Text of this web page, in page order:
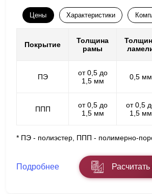
Цены Характеристики
Покрытие
Толщина
рамы
ПЭ
от 0,5 до
1,5 мм
0,5 мм
ППП
от 0,5 до
1,5 мм
от 0,5
1,5 мм
* ПЭ - полиэстер, ППП - полимерно-
Подробнее